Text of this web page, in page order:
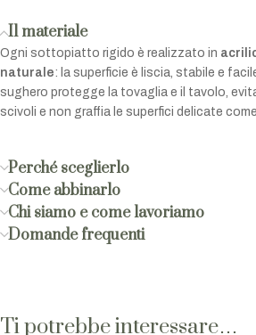
Il materiale
Ogni sottopiatto rigido è realizzato in
naturale: la superficie è liscia, stabile e
sughero protegge la tovaglia e il tavolo,
scivoli e non graffia le superfici delicate
Perché sceglierlo
Come abbinarlo
Chi siamo e come lavoriamo
Domande frequenti
Ti potrebbe interessare…